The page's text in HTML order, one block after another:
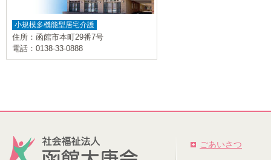
小規模多機能型居宅介護
住所：函館市本町29番7号
電話：0138-33-0888
ごあいさつ